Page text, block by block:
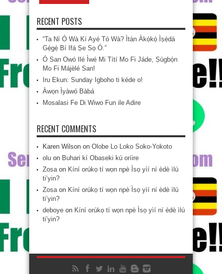
RECENT POSTS
“Ta Ní Ó Wà Kí Ayé Tó Wà? Ìtàn Àkọ́kọ́ Ìṣẹ̀dá
Gẹ́gẹ́ Bí Ifá Ṣe Sọ Ó.”
Ó San Owó Ilé Ìwé Mi Títí Mo Fi Jáde, Ṣùgbọ́n
Mo Fi Májèlé San!
Iru Ekun: Sunday Igboho ti kéde o!
Àwọn Ìyàwó Bàbá
Mosalasi Fe Di Wiwo Fun ile Adire
RECENT COMMENTS
Karen Wilson on Olobe Lo Loko Soko-Yokoto
olu on Buhari kí Obaseki kú oríire
Zosa on Kíní orúkọ tí wọn npè Ìsọ yìí ní èdè ìlú
ti’yin?
Zosa on Kíní orúkọ tí wọn npè Ìsọ yìí ní èdè ìlú
ti’yin?
deboye on Kíní orúkọ tí wọn npè Ìsọ yìí ní èdè ìlú
ti’yin?